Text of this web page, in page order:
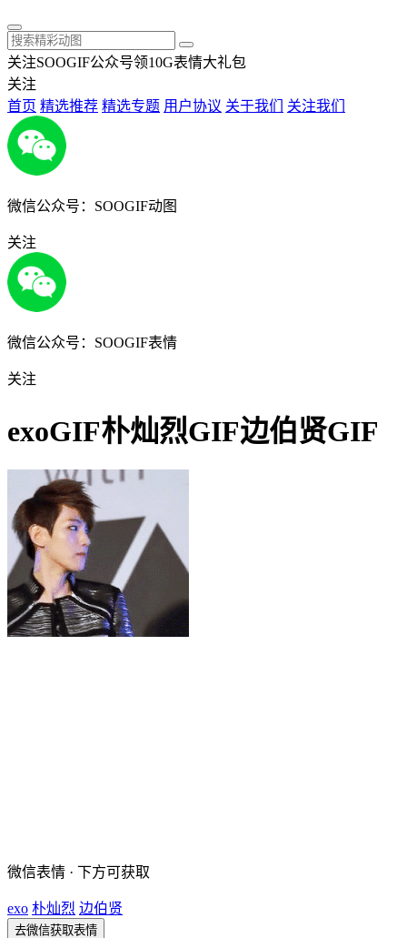
关注SOOGIF公众号领10G表情大礼包
关注
首页 精选推荐 精选专题 用户协议 关于我们 关注我们
微信公众号：SOOGIF动图
关注
微信公众号：SOOGIF表情
关注
exoGIF朴灿烈GIF边伯贤GIF
微信表情 · 下方可获取
exo 朴灿烈 边伯贤
去微信获取表情